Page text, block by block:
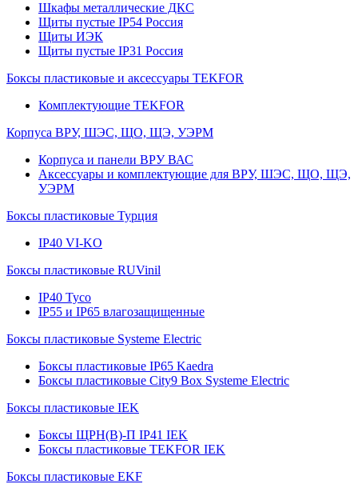
Шкафы металлические ДКС
Щиты пустые IP54 Россия
Щиты ИЭК
Щиты пустые IP31 Россия
Боксы пластиковые и аксессуары TEKFOR
Комплектующие TEKFOR
Корпуса ВРУ, ШЭС, ЩО, ЩЭ, УЭРМ
Корпуса и панели ВРУ ВАС
Аксессуары и комплектующие для ВРУ, ШЭС, ЩО, ЩЭ,
УЭРМ
Боксы пластиковые Турция
IP40 VI-KO
Боксы пластиковые RUVinil
IP40 Тусо
IP55 и IP65 влагозащищенные
Боксы пластиковые Systeme Electric
Боксы пластиковые IP65 Kaedra
Боксы пластиковые City9 Box Systeme Electric
Боксы пластиковые IEK
Боксы ЩРН(В)-П IP41 IEK
Боксы пластиковые TEKFOR IEK
Боксы пластиковые EKF